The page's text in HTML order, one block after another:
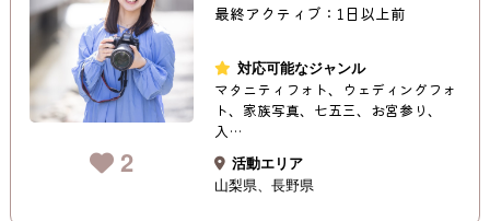
2
最終アクティブ：1日以上前
対応可能なジャンル
マタニティフォト、ウェディングフォ
ト、家族写真、七五三、お宮参り、
入…
活動エリア
山梨県
長野県